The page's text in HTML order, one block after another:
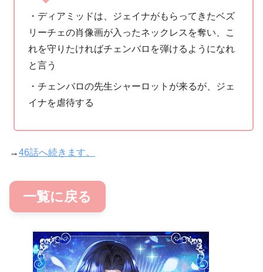
・ディアミッドは、ジェイナがもらってきたベズ
リーチェの肖像画が入ったネックレスを奪い、こ
れを守りたければチェンバロを弾けるようになれ
と言う
・チェンバロの先生シャーロットが来るが、ジェ
イナを虐待する
→46話へ続きます。
一覧に戻る